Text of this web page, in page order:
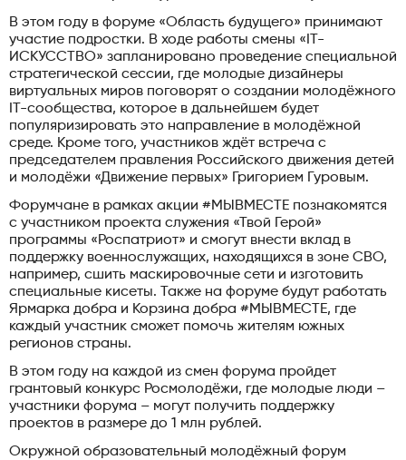
В этом году в форуме «Область будущего» принимают
участие подростки. В ходе работы смены «IT-
ИСКУССТВО» запланировано проведение специальной
стратегической сессии, где молодые дизайнеры
виртуальных миров поговорят о создании молодёжного
IT-сообщества, которое в дальнейшем будет
популяризировать это направление в молодёжной
среде. Кроме того, участников ждёт встреча с
председателем правления Российского движения детей
и молодёжи «Движение первых» Григорием Гуровым.
Форумчане в рамках акции #МЫВМЕСТЕ познакомятся
с участником проекта служения «Твой Герой»
программы «Роспатриот» и смогут внести вклад в
поддержку военнослужащих, находящихся в зоне СВО,
например, сшить маскировочные сети и изготовить
специальные кисеты. Также на форуме будут работать
Ярмарка добра и Корзина добра #МЫВМЕСТЕ, где
каждый участник сможет помочь жителям южных
регионов страны.
В этом году на каждой из смен форума пройдет
грантовый конкурс Росмолодёжи, где молодые люди –
участники форума – могут получить поддержку
проектов в размере до 1 млн рублей.
Окружной образовательный молодёжный форум